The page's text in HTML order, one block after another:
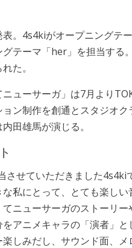
表。4s4kiがオープニングテ
グテーマ「her」を担当する
た。
ューサーガ」は7月より
ン制作を創通とスタジオク
田雄馬が演じる。
させていただきました4s4ki
私にとって、とても楽しい
てニューサーガのストーリ
アニメキャラの「演者」と
しみだし、サウンド面、